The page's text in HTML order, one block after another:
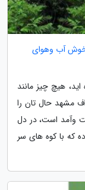
خوش آب وهوای
هیچ چیز مانند
مشهد حال تان را
وآمد است، در دل
که با کوه های سر